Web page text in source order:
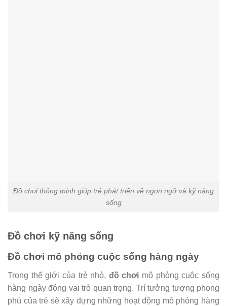
Đồ chơi thông minh giúp trẻ phát triển về ngon ngữ và kỹ năng
sống
Đồ chơi kỹ năng sống
Đồ chơi mô phỏng cuộc sống hàng ngày
Trong thế giới của trẻ nhỏ, đồ chơi mô phỏng cuộc sống
hàng ngày đóng vai trò quan trọng. Trí tưởng tượng phong
phú của trẻ sẽ xây dựng những hoạt động mô phỏng hàng